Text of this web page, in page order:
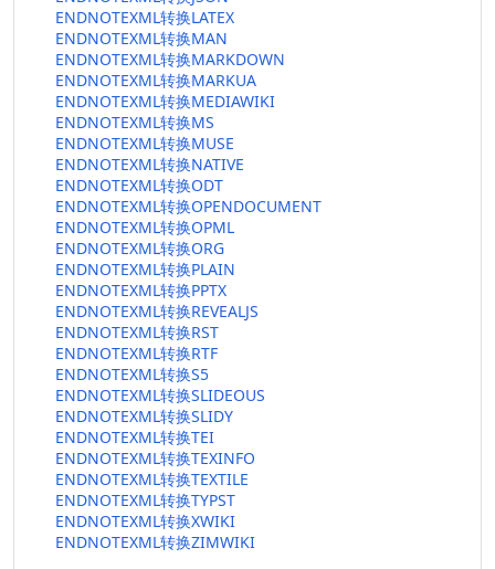
ENDNOTEXML转换LATEX
ENDNOTEXML转换MAN
ENDNOTEXML转换MARKDOWN
ENDNOTEXML转换MARKUA
ENDNOTEXML转换MEDIAWIKI
ENDNOTEXML转换MS
ENDNOTEXML转换MUSE
ENDNOTEXML转换NATIVE
ENDNOTEXML转换ODT
ENDNOTEXML转换OPENDOCUMENT
ENDNOTEXML转换OPML
ENDNOTEXML转换ORG
ENDNOTEXML转换PLAIN
ENDNOTEXML转换PPTX
ENDNOTEXML转换REVEALJS
ENDNOTEXML转换RST
ENDNOTEXML转换RTF
ENDNOTEXML转换S5
ENDNOTEXML转换SLIDEOUS
ENDNOTEXML转换SLIDY
ENDNOTEXML转换TEI
ENDNOTEXML转换TEXINFO
ENDNOTEXML转换TEXTILE
ENDNOTEXML转换TYPST
ENDNOTEXML转换XWIKI
ENDNOTEXML转换ZIMWIKI